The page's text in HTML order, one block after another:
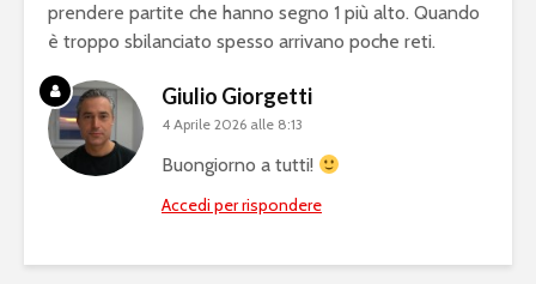
prendere partite che hanno segno 1 più alto. Quando
è troppo sbilanciato spesso arrivano poche reti.
Giulio Giorgetti
4 Aprile 2026 alle 8:13
Buongiorno a tutti!
Accedi per rispondere